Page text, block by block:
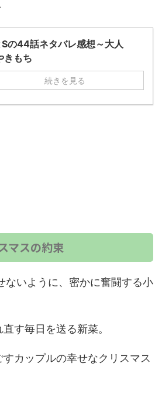
Sの44話ネタバレ感想～大人
きもち
続きを見る
マスの約束
ないように、密かに奮闘する小
す毎日を送る新菜。
カップルの幸せなクリスマス